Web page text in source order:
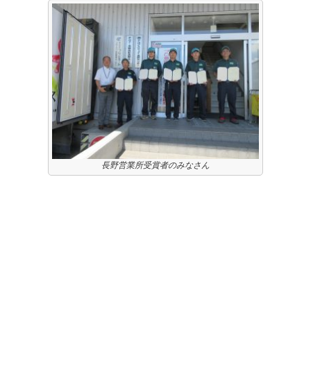
長野営業所受賞者のみなさん